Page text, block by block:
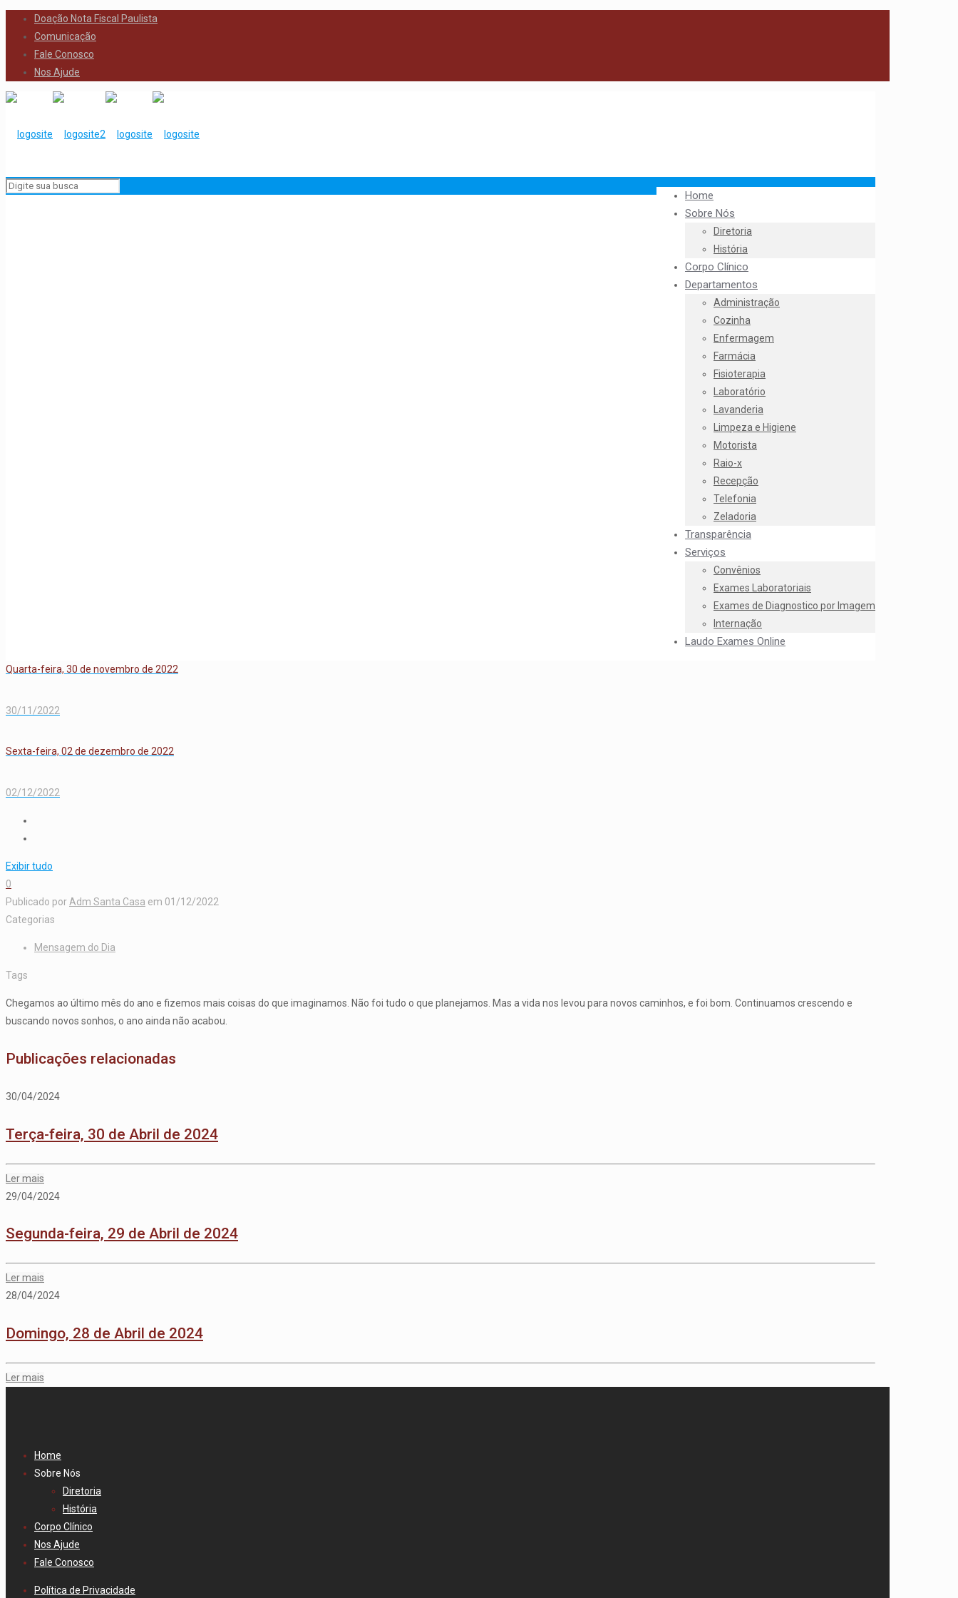
Doação Nota Fiscal Paulista
Comunicação
Fale Conosco
Nos Ajude
Home
Sobre Nós
Diretoria
História
Corpo Clínico
Departamentos
Administração
Cozinha
Enfermagem
Farmácia
Fisioterapia
Laboratório
Lavanderia
Limpeza e Higiene
Motorista
Raio-x
Recepção
Telefonia
Zeladoria
Transparência
Serviços
Convênios
Exames Laboratoriais
Exames de Diagnostico por Imagem
Internação
Laudo Exames Online
Quarta-feira, 30 de novembro de 2022
30/11/2022
Sexta-feira, 02 de dezembro de 2022
02/12/2022
Exibir tudo
0
Publicado por Adm Santa Casa em 01/12/2022
Categorias
Mensagem do Dia
Tags
Chegamos ao último mês do ano e fizemos mais coisas do que imaginamos. Não foi tudo o que planejamos. Mas a vida nos levou para novos caminhos, e foi bom. Continuamos crescendo e
buscando novos sonhos, o ano ainda não acabou.
Publicações relacionadas
30/04/2024
Terça-feira, 30 de Abril de 2024
Ler mais
29/04/2024
Segunda-feira, 29 de Abril de 2024
Ler mais
28/04/2024
Domingo, 28 de Abril de 2024
Ler mais
Home
Sobre Nós
Diretoria
História
Corpo Clínico
Nos Ajude
Fale Conosco
Política de Privacidade